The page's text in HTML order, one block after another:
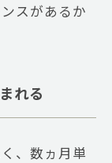
スがあるか
れる
、数ヵ月単